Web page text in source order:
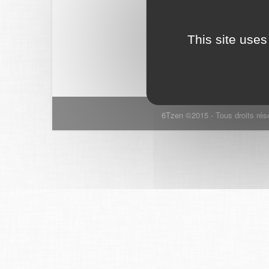
6Tzen ©2015 - Tous droits
This site